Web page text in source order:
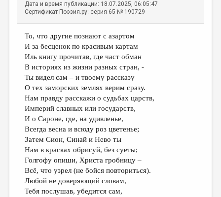
ЛИТСАЛОН
ПРАВИЛА САЙТА
ОТДЕЛЫ И РУБРИКИ
ИЗБРАННОЕ
ДАЙДЖЕСТ
ПРОИЗВЕДЕНИЯ
ПЕРЕВОДЫ
КОНКУРСЫ
ДЕТСКАЯ КОМНАТА
КНИЖНАЯ ПОЛКА
Дата и время публикации: 18.07.2025, 06:05:47
Сертификат Поэзия.ру: серия 65 № 190729
То, что другие познают с азартом
И за бесценок по красивым картам
Иль книгу прочитав, где част обман
В историях из жизни разных стран, -
Ты видел сам – и твоему рассказу
О тех заморских землях верим сразу.
Нам правду расскажи о судьбах царств,
Империй славных или государств,
И о Сароне, где, на удивленье,
Всегда весна и всюду роз цветенье;
Затем Сион, Синай и Нево ты
Нам в красках обрисуй, без суеты;
Голгофу опиши, Христа гробницу –
Всё, что узрел (не бойся повториться).
Любой не доверяющий словам,
Тебя послушав, убедится сам,